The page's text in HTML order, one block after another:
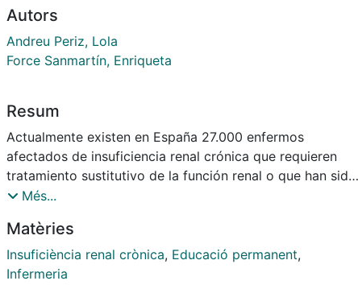
Autors
Andreu Periz, Lola
Force Sanmartín, Enriqueta
Resum
Actualmente existen en España 27.000 enfermos
afectados de insuficiencia renal crónica que requieren
tratamiento sustitutivo de la función renal o que han sido
trasplantados. Las terapias básicas sustitutivas de la
Ambas son generalmente bien toleradas y aunque no
exentas de complicaciones, permiten a los pacientes
alcanzar una aceptable rehabilitación y calidad de vida. El
Més...
Matèries
Insuficiència renal crònica, Educació permanent,
Infermeria